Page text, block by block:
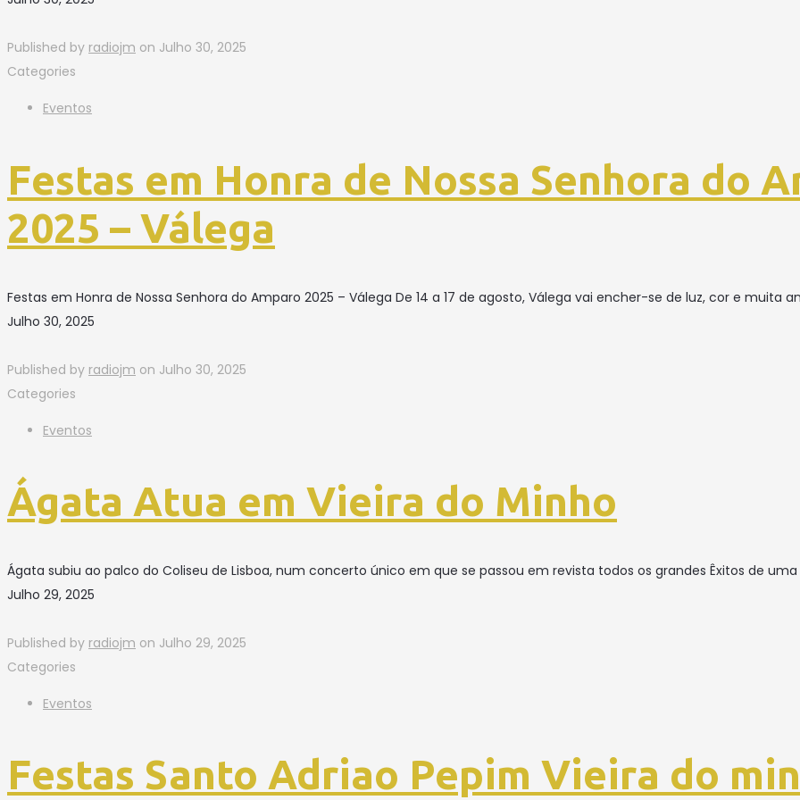
Published by radiojm on Julho 30, 2025
Categories
Eventos
Festas em Honra de Nossa Senhora do
2025 – Válega
Festas em Honra de Nossa Senhora do Amparo 2025 – Válega De 14 a 17 de agosto, Válega vai encher-se de luz, cor e muita
Julho 30, 2025
Published by radiojm on Julho 30, 2025
Categories
Eventos
Ágata Atua em Vieira do Minho
Ágata subiu ao palco do Coliseu de Lisboa, num concerto único em que se passou em revista todos os grandes Êxitos de
Julho 29, 2025
Published by radiojm on Julho 29, 2025
Categories
Eventos
Festas Santo Adriao Pepim Vieira do